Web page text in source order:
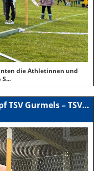
die Athletinnen und
17. Freundschaftswettkampf TSV Gurmels – TSV Wünnewil 2026